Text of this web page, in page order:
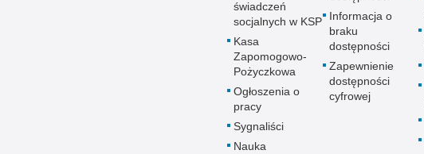
świadczeń
socjalnych w KSP
Kasa
Zapomogowo-
Pożyczkowa
Ogłoszenia o
pracy
Sygnaliści
Nauka
Informacja o
braku
dostępności
Zapewnienie
dostępności
cyfrowej